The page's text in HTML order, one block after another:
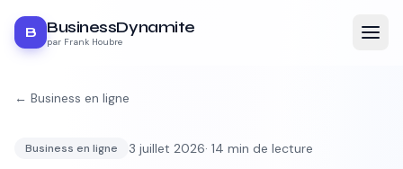
B BusinessDynamite
par Frank Houbre
← Business en ligne
Business en ligne 3 juillet 2026· 14 min de lecture